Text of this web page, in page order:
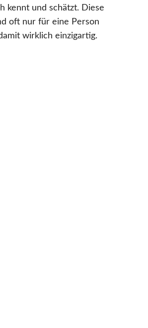
kennt und schätzt. Diese
oft nur für eine Person
wirklich einzigartig.